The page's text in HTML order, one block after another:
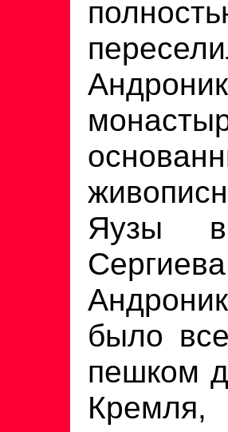
Яузы
было
пешком
Кремля,